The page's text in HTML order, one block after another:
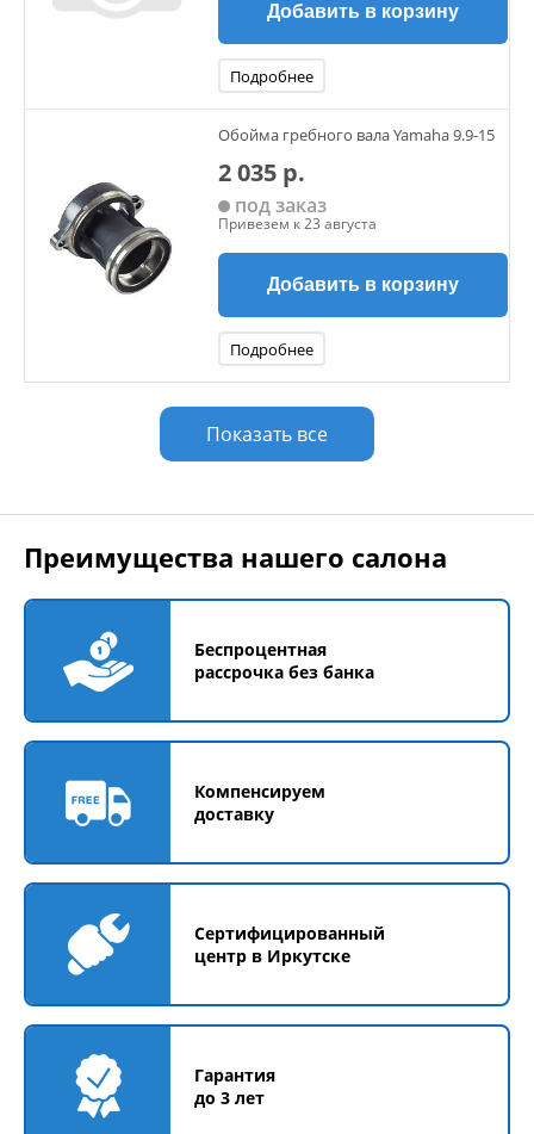
Добавить в корзину
Подробнее
Обойма гребного вала Yamaha 9.9-15
2 035 р.
под заказ
Привезем к 23 августа
Добавить в корзину
Подробнее
Показать все
Преимущества нашего салона
Беспроцентная
рассрочка без банка
Компенсируем
доставку
Сертифицированный
центр в Иркутске
Гарантия
до 3 лет